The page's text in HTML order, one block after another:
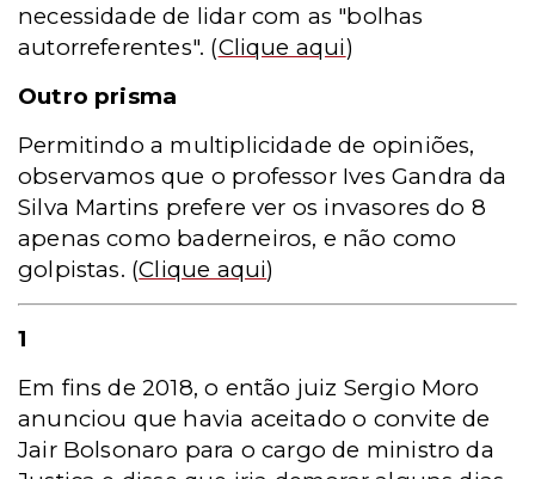
necessidade de lidar com as "bolhas
autorreferentes". (Clique aqui)
Outro prisma
Permitindo a multiplicidade de opiniões,
observamos que o professor Ives Gandra da
Silva Martins prefere ver os invasores do 8
apenas como baderneiros, e não como
golpistas. (Clique aqui)
1
Em fins de 2018, o então juiz Sergio Moro
anunciou que havia aceitado o convite de
Jair Bolsonaro para o cargo de ministro da